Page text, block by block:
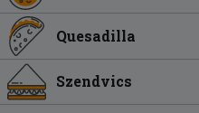
Quesadilla
Szendvics